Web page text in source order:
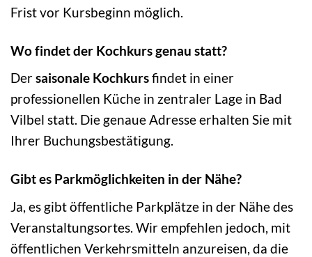
Frist vor Kursbeginn möglich.
Wo findet der Kochkurs genau statt?
Dersaisonale Kochkursfindet in einer
professionellen Küche in zentraler Lage in Bad
Vilbel statt. Die genaue Adresse erhalten Sie mit
Ihrer Buchungsbestätigung.
Gibt es Parkmöglichkeiten in der Nähe?
Ja, es gibt öffentliche Parkplätze in der Nähe des
Veranstaltungsortes. Wir empfehlen jedoch, mit
öffentlichen Verkehrsmitteln anzureisen, da die